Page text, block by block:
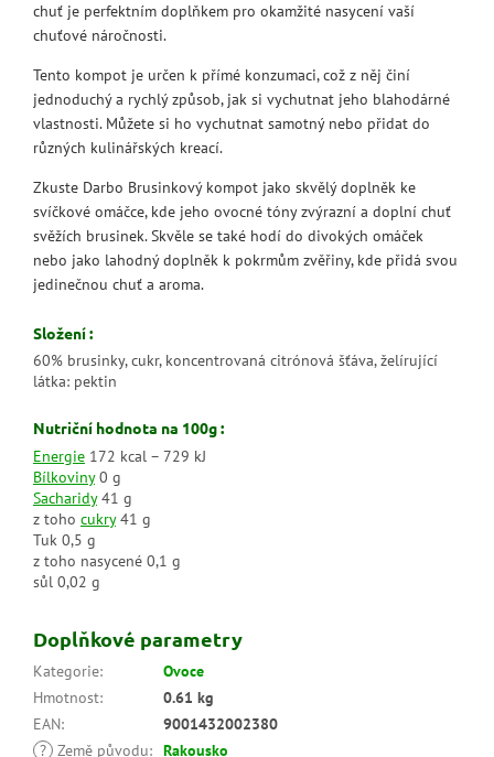
chuť je perfektním doplňkem pro okamžité nasycení vaší
chuťové náročnosti.
Tento kompot je určen k přímé konzumaci, což z něj činí
jednoduchý a rychlý způsob, jak si vychutnat jeho blahodárné
vlastnosti. Můžete si ho vychutnat samotný nebo přidat do
různých kulinářských kreací.
Zkuste Darbo Brusinkový kompot jako skvělý doplněk ke
svíčkové omáčce, kde jeho ovocné tóny zvýrazní a doplní chuť
svěžích brusinek. Skvěle se také hodí do divokých omáček
nebo jako lahodný doplněk k pokrmům zvěřiny, kde přidá svou
jedinečnou chuť a aroma.
Složení :
60% brusinky, cukr, koncentrovaná citrónová šťáva, želírující
látka: pektin
Nutriční hodnota na 100g :
Energie 172 kcal – 729 kJ
Bílkoviny0 g
Sacharidy41 g
z toho cukry41 g
Tuk 0,5 g
z toho nasycené 0,1 g
sůl 0,02 g
Doplňkové parametry
Kategorie:
Ovoce
Hmotnost:
0.61 kg
EAN:
9001432002380
? Země původu: Rakousko